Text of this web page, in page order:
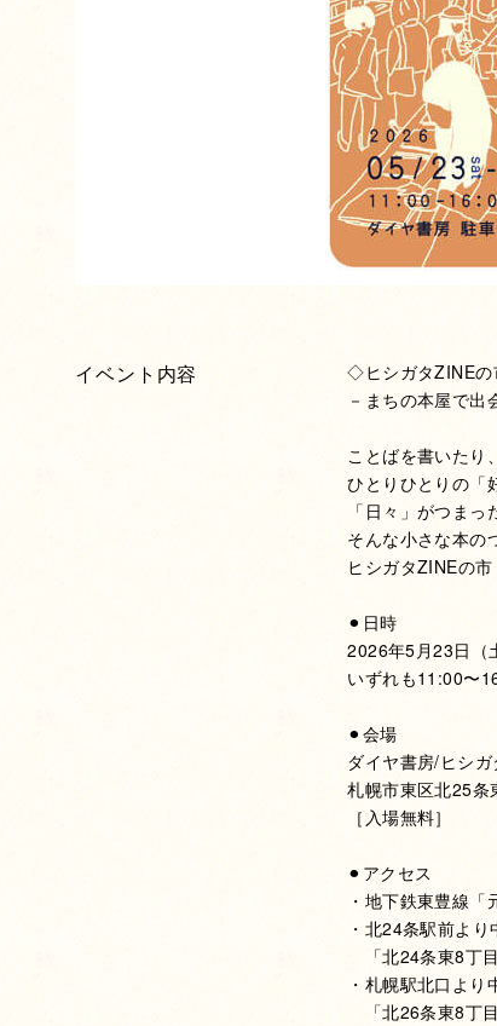
イベント内容
◇ヒシガタZINE
－まちの本屋で出
ことばを書いたり
ひとりひとりの「
「日々」がつまっ
そんな小さな本の
ヒシガタZINEの市
⚫︎日時
2026年5月23日（
いずれも11:00〜
⚫︎会場
ダイヤ書房/ヒシ
札幌市東区北25条
［入場無料］
⚫︎アクセス
・地下鉄東豊線
・北24条駅前よ
「北24条東8丁
・札幌駅北口よ
「北26条東8丁